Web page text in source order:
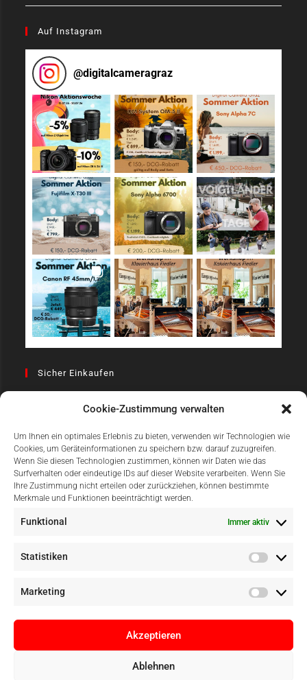
Cookie-Zustimmung verwalten
Um Ihnen ein optimales Erlebnis zu bieten, verwenden wir Technologien wie
Cookies, um Geräteinformationen zu speichern bzw. darauf zuzugreifen.
Wenn Sie diesen Technologien zustimmen, können wir Daten wie das
Surfverhalten oder eindeutige IDs auf dieser Website verarbeiten. Wenn Sie
Ihre Zustimmung nicht erteilen oder zurückziehen, können bestimmte
Merkmale und Funktionen beeinträchtigt werden.
Funktional Immer aktiv
Statistiken
Marketing
Akzeptieren
Ablehnen
Auf Instagram
@digitalcameragraz
Sicher Einkaufen
Einfach Online Bezahlen